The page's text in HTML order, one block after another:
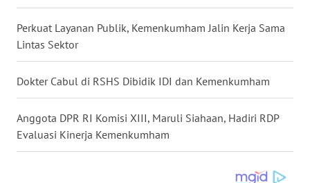
Perkuat Layanan Publik, Kemenkumham Jalin Kerja Sama
Lintas Sektor
Dokter Cabul di RSHS Dibidik IDI dan Kemenkumham
Anggota DPR RI Komisi XIII, Maruli Siahaan, Hadiri RDP
Evaluasi Kinerja Kemenkumham
WN
DEPOK
WN
UTARA
WN
SAMOSIR